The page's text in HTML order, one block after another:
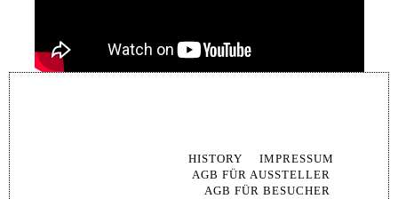
HISTORY
IMPRESSUM
AGB FÜR AUSSTELLER
AGB FÜR BESUCHER